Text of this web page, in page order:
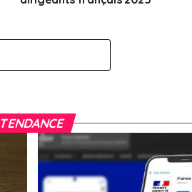
TENDANCE